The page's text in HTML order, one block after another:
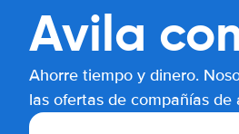
Avila
Ahorre tiempo y dinero.
las ofertas de compañías